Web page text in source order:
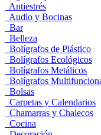
Antiestrés
Audio y Bocinas
Bar
Belleza
Bolígrafos de Plástico
Bolígrafos Ecológicos
Bolígrafos Metálicos
Bolígrafos
Bolsas
Carpetas y Calendarios
Chamarras y Chalecos
Cocina